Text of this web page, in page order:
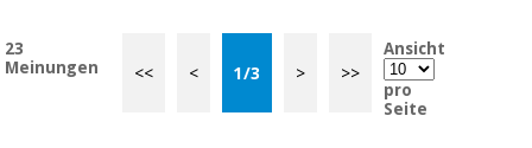
23
Meinungen
<< < 1/3 > >>
Ansicht
pro
Seite